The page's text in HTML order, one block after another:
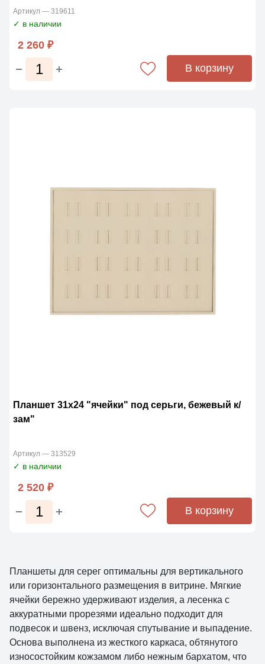
Артикул — 319611
✓ в наличии
2 260 ₽
В корзину
Планшет 31х24 "ячейки" под серьги, бежевый к/
зам"
Артикул — 313529
✓ в наличии
2 520 ₽
В корзину
Планшеты для серег оптимальны для вертикального
или горизонтального размещения в витрине. Мягкие
ячейки бережно удерживают изделия, а лесенка с
аккуратными прорезями идеально подходит для
подвесок и швенз, исключая спутывание и выпадение.
Основа выполнена из жесткого каркаса, обтянутого
износостойким кожзамом либо нежным бархатом, что